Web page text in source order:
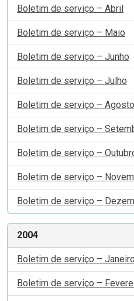
Boletim de serviço – Abril
Boletim de serviço – Maio
Boletim de serviço – Junho
Boletim de serviço – Julho
Boletim de serviço – Agosto
Boletim de serviço –
Boletim de serviço –
Boletim de serviço –
Boletim de serviço –
2004
Boletim de serviço – Janeiro
Boletim de serviço –